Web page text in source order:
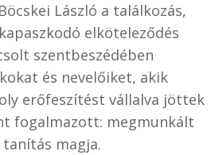
László a találkozás,
elköteleződés
szentbeszédében
és nevelőiket, akik
erőfeszítést vállalva jöttek
fogalmazott: megmunkált
magja.